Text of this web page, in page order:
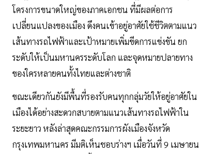
โครงการขนาดใหญ่ของภาคเอกชน ที่มีผลต่อการ
เปลี่ยนแปลงของเมือง ดึงคนเข้าอยู่อาศัยใช้ชีวิตตามแนว
เส้นทางรถไฟฟ้าและเป้าหมายเพิ่มขีดการแข่งขัน ยก
ระดับให้เป็นมหานครระดับโลก และจุดหมายปลายทาง
ของใครหลายคนทั้งไทยและต่างชาติ
ขณะเดียวกันยังมีพื้นที่รองรับคนทุกกลุ่มวัยให้อยู่อาศัยใน
เมืองได้อย่างสะดวกสบายตามแนวเส้นทางรถไฟฟ้าใน
ระยะยาว หลังล่าสุดคณะกรรมการผังเมืองจังหวัด
กรุงเทพมหานคร มีมติเห็นชอบร่างฯ เมื่อวันที่ 9 เมษายน